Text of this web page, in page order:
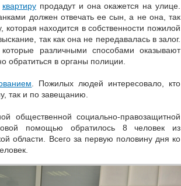
квартиру продадут и она окажется на улице.
должен отвечать ее сын, а не она, так
находится в собственности пожилой
так как она не передавалась в залог.
различными способами оказывают
в органы полиции.
. Пожилых людей интересовало, кто
так и по завещанию.
общественной социально-правозащитной
помощью обратилось 8 человек из
области. Всего за первую половину дня ко